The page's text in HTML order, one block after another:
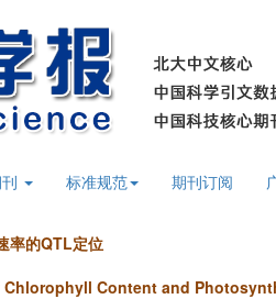
标准规范 期刊订阅
率的QTL定位
Content and